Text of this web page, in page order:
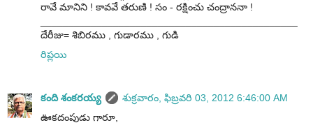
రావే మానిని ! కావవే తరుణి ! సం - రక్షించు చంద్రాననా !
దేరీజు= శిబిరము , గుడారము , గుడి
రిప్లయి
కంది శంకరయ్య
శుక్రవారం, ఫిబ్రవరి 03, 2012 6:46:00 AM
ఊకదంపుడు గారూ,